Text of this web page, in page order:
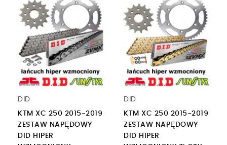
DID
KTM XC 250 2015-2019
ZESTAW NAPĘDOWY
DID HIPER
DID
KTM XC 250 2015-2019
ZESTAW NAPĘDOWY
DID HIPER